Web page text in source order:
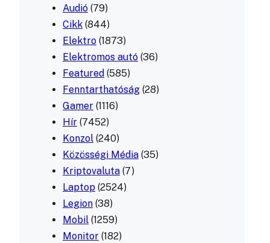
Audió (79)
Cikk (844)
Elektro (1873)
Elektromos autó (36)
Featured (585)
Fenntarthatóság (28)
Gamer (1116)
Hír (7452)
Konzol (240)
Közösségi Média (35)
Kriptovaluta (7)
Laptop (2524)
Legion (38)
Mobil (1259)
Monitor (182)